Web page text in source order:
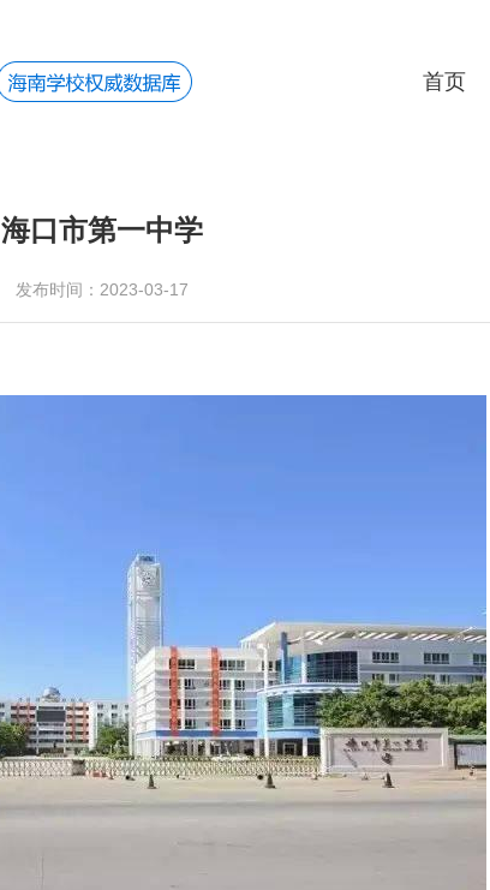
首页
海口市第一中学
发布时间：2023-03-17